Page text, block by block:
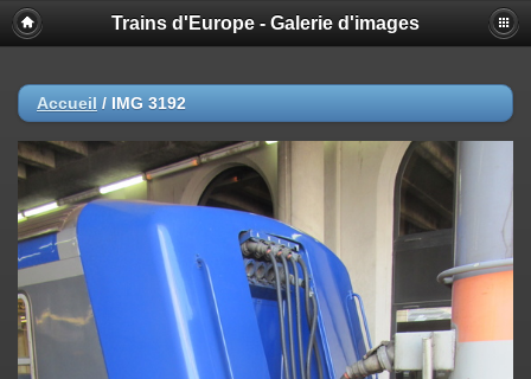
Trains d'Europe - Galerie d'images
Accueil / IMG 3192